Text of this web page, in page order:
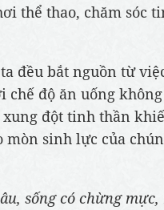
thể thao, chăm sóc
đều bắt nguồn từ
độ ăn uống
đột tinh thần
mòn sinh lực của
sống có chừng